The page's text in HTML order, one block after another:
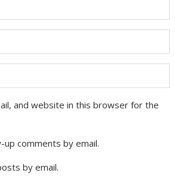
and website in this browser for the
comments by email.
by email.